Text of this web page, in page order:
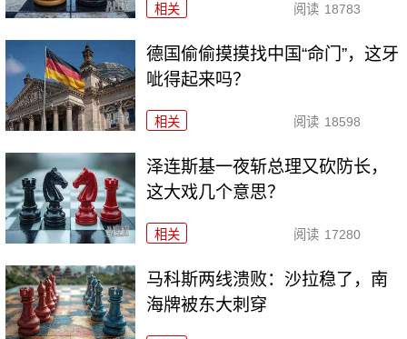
相关 阅读 18783
德国偷偷摸摸找中国“命门”，这牙
呲得起来吗？
相关 阅读 18598
泽连斯基一夜斩总理又砍防长，
这大戏几个意思？
相关 阅读 17280
马科斯两线溃败：沙拉稳了，南
海牌被东大刺穿